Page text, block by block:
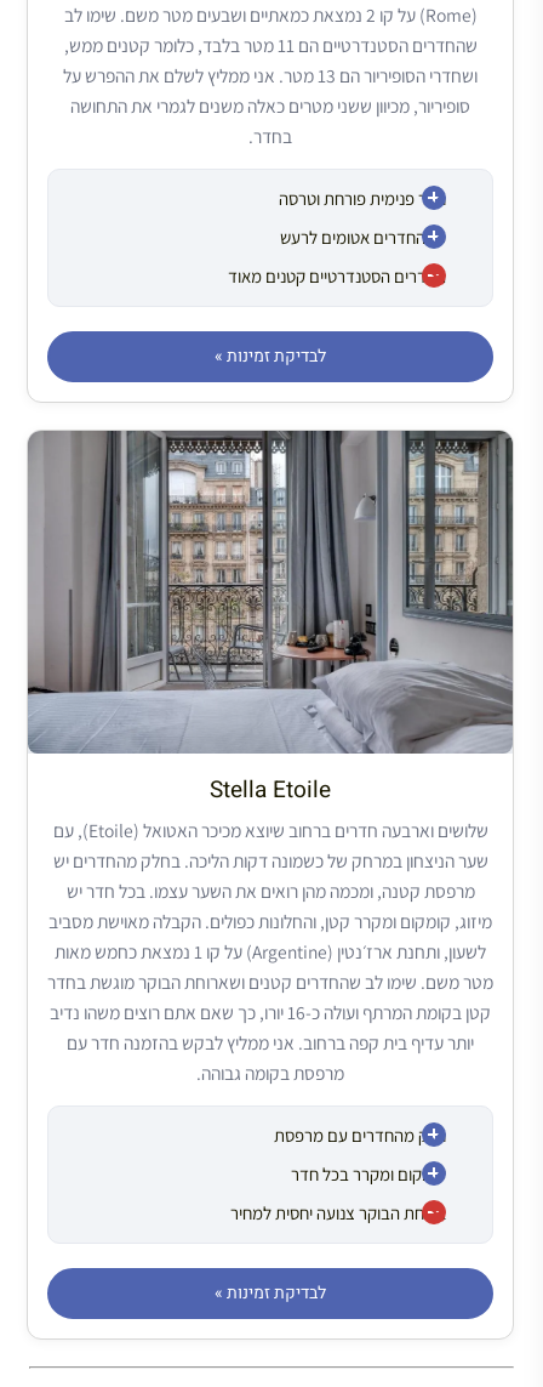
חצר פנימית פורחת וטרסה
כל החדרים אטומים לרעש
החדרים הסטנדרטיים קטנים מאוד
(Rome) על קו 2 נמצאת כמאתיים ושבעים מטר משם. שימו לב
שהחדרים הסטנדרטיים הם 11 מטר בלבד, כלומר קטנים ממש,
ושחדרי הסופיריור הם 13 מטר. אני ממליץ לשלם את ההפרש על
סופיריור, מכיוון ששני מטרים כאלה משנים לגמרי את התחושה
בחדר.
לבדיקת זמינות »
Stella Etoile
חלק מהחדרים עם מרפסת
קומקום ומקרר בכל חדר
ארוחת הבוקר צנועה יחסית למחיר
שלושים וארבעה חדרים ברחוב שיוצא מכיכר האטואל (Etoile), עם
שער הניצחון במרחק של כשמונה דקות הליכה. בחלק מהחדרים יש
מרפסת קטנה, ומכמה מהן רואים את השער עצמו. בכל חדר יש
מיזוג, קומקום ומקרר קטן, והחלונות כפולים. הקבלה מאוישת מסביב
לשעון, ותחנת ארז׳נטין (Argentine) על קו 1 נמצאת כחמש מאות
מטר משם. שימו לב שהחדרים קטנים ושארוחת הבוקר מוגשת בחדר
קטן בקומת המרתף ועולה כ-16 יורו, כך שאם אתם רוצים משהו נדיב
יותר עדיף בית קפה ברחוב. אני ממליץ לבקש בהזמנה חדר עם
מרפסת בקומה גבוהה.
לבדיקת זמינות »